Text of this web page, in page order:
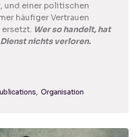
und einer politischen
häufiger Vertrauen
Wer so handelt, hat
nichts verloren.
Organisation